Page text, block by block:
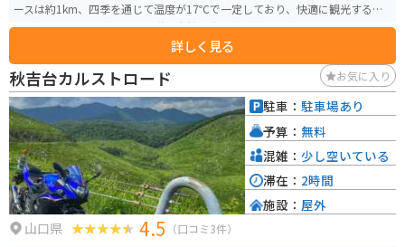
ースは約1km、四季を通じて温度が17℃で一定しており、快適に観光するこ
とができます。洞内には不思議な自然の造形美が変化に富んでいて、とても感
動します。岩手の龍泉洞、高知の龍河洞と並び、日本三大鍾乳洞の一つで、
特別天然記念物にも指定されています。 洞内には見事な造形美の数々があ
り、百枚皿や黄金柱などは忘れがたい美しさです。また、冒険コースや、秋
芳洞・闇のロマン体験などもあり、スリリングな探検を楽しむことができま
す。 一般入洞時間が終了した19時からは、秋芳洞・闇のロマン体験を体験す
ることができます。懐中電灯1本で歩く夜の探検コースで、洞内の照明を消し
た暗闇の秋芳洞を歩き、一層神秘的な眺めに感動することができます。洞内の
温度は四季を通じて一定で、雨の日でも快適に観光することができます。
詳しく見る
秋吉台カルストロード お気に入り
山口県 4.5 （口コミ3件）
駐車： 駐車場あり
予算： 無料
混雑： 少し空いている
滞在： 2時間
施設： 屋外